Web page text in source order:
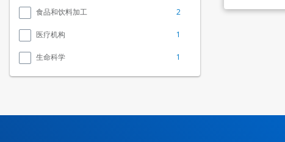
食品和饮料加工 2
医疗机构 1
生命科学 1